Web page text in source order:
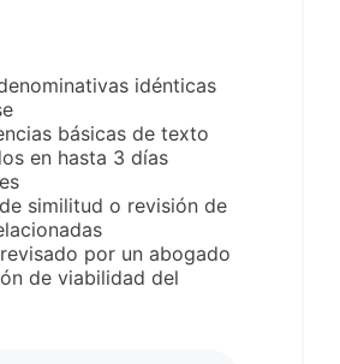
idénticas
básicas de texto
en hasta 3 días
similitud o revisión de
por un abogado
de viabilidad del